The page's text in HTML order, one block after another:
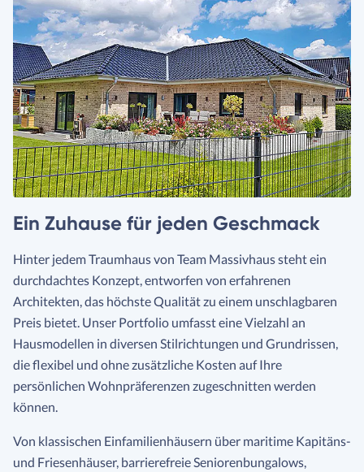
Ein Zuhause für jeden Geschmack
Hinter jedem Traumhaus von Team Massivhaus steht ein
durchdachtes Konzept, entworfen von erfahrenen
Architekten, das höchste Qualität zu einem unschlagbaren
Preis bietet. Unser Portfolio umfasst eine Vielzahl an
Hausmodellen in diversen Stilrichtungen und Grundrissen,
die flexibel und ohne zusätzliche Kosten auf Ihre
persönlichen Wohnpräferenzen zugeschnitten werden
können.
Von klassischen Einfamilienhäusern über maritime Kapitäns-
und Friesenhäuser, barrierefreie Seniorenbungalows,